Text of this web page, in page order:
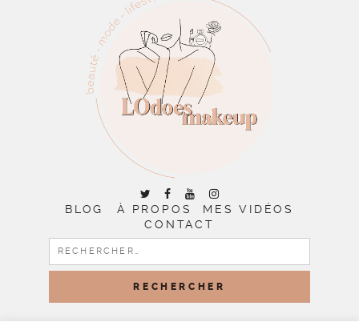
BLOG À PROPOS
MES VIDÉOS
CONTACT
RECHERCHER :